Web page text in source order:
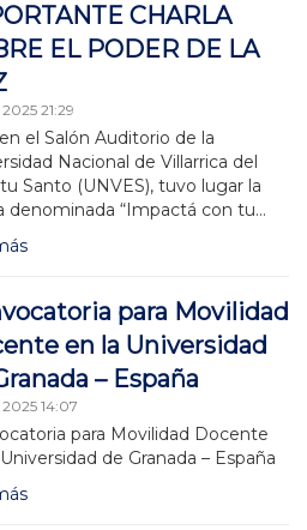
CHARLA
EL PODER DE LA
21:29
el Salón Auditorio de la
Nacional de Villarrica del
Santo (UNVES), tuvo lugar la
denominada “Impactá con tu…
para Movilidad
en la Universidad
– España
14:07
para Movilidad Docente
de Granada – España